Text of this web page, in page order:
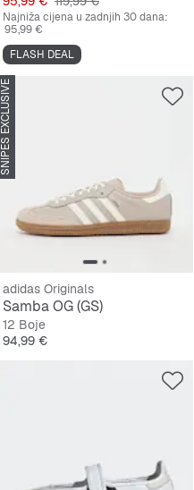
Najniža cijena u zadnjih 30 dana:
95,99 €
FLASH DEAL
SNIPES EXCLUSIVE
adidas Originals
Samba OG (GS)
12 Boje
Cijena
94,99 €